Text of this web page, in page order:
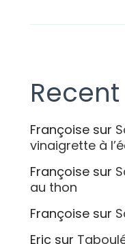
Françoise sur
vinaigrette à
Françoise sur
au thon
Françoise sur
Eric sur